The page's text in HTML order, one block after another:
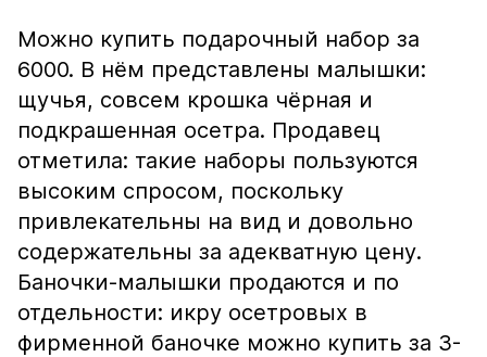
Можно купить подарочный набор за
6000. В нём представлены малышки:
щучья, совсем крошка чёрная и
подкрашенная осетра. Продавец
отметила: такие наборы пользуются
высоким спросом, поскольку
привлекательны на вид и довольно
содержательны за адекватную цену.
Баночки-малышки продаются и по
отдельности: икру осетровых в
фирменной баночке можно купить за 3-